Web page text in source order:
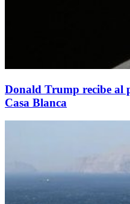
Donald Trump recibe al
Casa Blanca